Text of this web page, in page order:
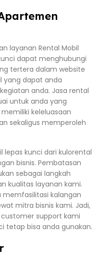
layanan Rental Mobil
dapat menghubungi
tertera dalam website
yang dapat anda
anda. Jasa rental
untuk anda yang
keleluasaan
sekaligus memperoleh
lepas kunci dari kulorental
bisnis. Pembatasan
sebagai langkah
kualitas layanan kami.
kalangan
mitra bisnis kami. Jadi,
support kami
tetap bisa anda gunakan.